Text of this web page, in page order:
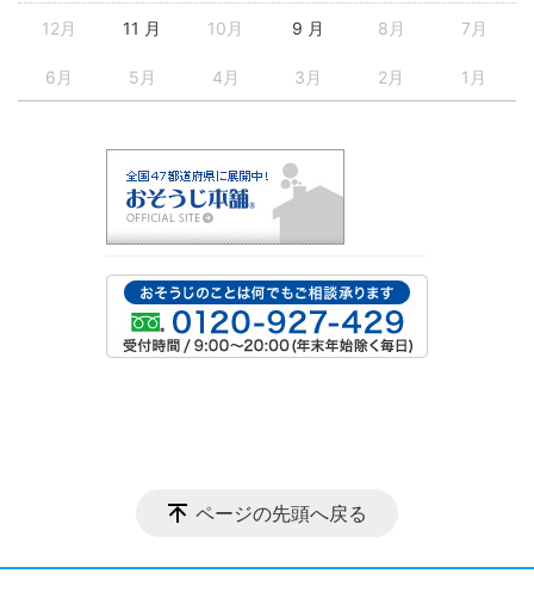
12月 11 月 10月 9 月 8月 7月
6月 5月 4月 3月 2月 1月
ページの先頭へ戻る